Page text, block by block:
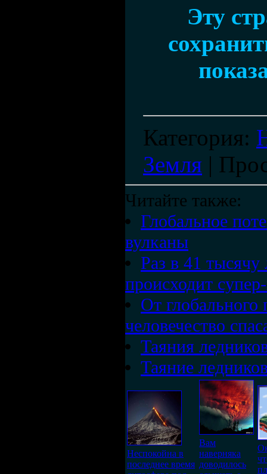
Эту
Категория:
Земля |
Читайте также:
Глобальное
вулканы
Раз в 41 тысячу
происходит
От глобального
человечество
Таяния
Таяние
Неспокойна в
последнее время
Вам
наверняка
доводилось